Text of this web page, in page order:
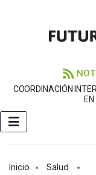
COORDINACIÓN
Inicio
Salud